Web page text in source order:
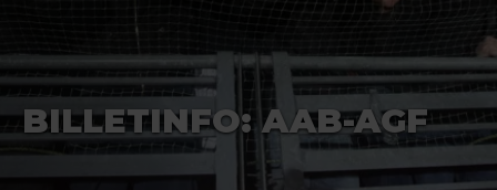
BILLETINFO: AAB-AGF